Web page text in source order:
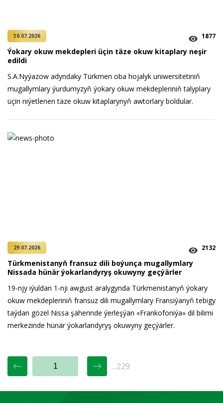
30.07.2026 1877
Ýokary okuw mekdepleri üçin täze okuw kitaplary neşir
edildi
S.A.Nyýazow adyndaky Türkmen oba hojalyk uniwersitetiniň
mugallymlary ýurdumyzyň ýokary okuw mekdepleriniň talyplary
üçin niýetlenen täze okuw kitaplarynyň awtorlary boldular.
29.07.2026 2132
Türkmenistanyň fransuz dili boýunça mugallymlary
Nissada hünär ýokarlandyryş okuwyny geçýärler
19-njy iýuldan 1-nji awgust aralygynda Türkmenistanyň ýokary
okuw mekdepleriniň fransuz dili mugallymlary Fransiýanyň tebigy
taýdan gözel Nissa şäherinde ýerleşýän «Frankofoniýa» dil bilimi
merkezinde hünär ýokarlandyryş okuwyny geçýärler.
...229